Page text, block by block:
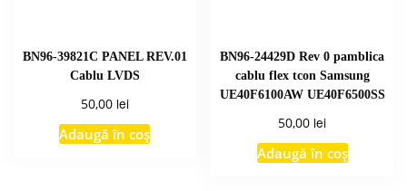
BN96-39821C PANEL REV.01
Cablu LVDS
50,00 lei
Adaugă în coș
BN96-24429D Rev 0 pamblica
cablu flex tcon Samsung
UE40F6100AW UE40F6500SS
50,00 lei
Adaugă în coș